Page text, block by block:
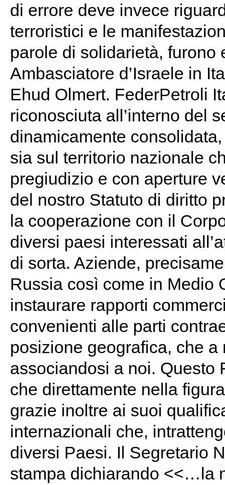
di errore deve invece
terroristici e le
parole di solidarietà, furono
Ambasciatore d’Israele in
Ehud Olmert. FederPetroli
riconosciuta all’interno del
dinamicamente
sia sul territorio nazionale
pregiudizio e con aperture
del nostro Statuto di diritto
la cooperazione con il
diversi paesi interessati
di sorta. Aziende,
Russia così come in Medio
instaurare rapporti
convenienti alle parti
posizione geografica, che
associandosi a noi. Questo
che direttamente nella
grazie inoltre ai suoi
internazionali che,
diversi Paesi. Il Segretario
stampa dichiarando <<…la